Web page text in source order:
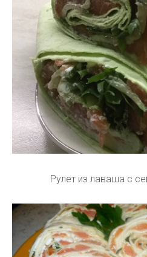
Рулет из лаваша с